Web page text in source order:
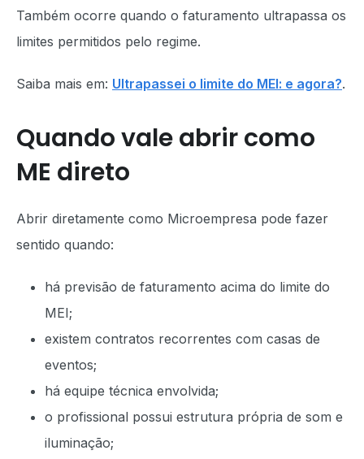
Também ocorre quando o faturamento ultrapassa os
limites permitidos pelo regime.
Saiba mais em: Ultrapassei o limite do MEI: e agora?.
Quando vale abrir como
ME direto
Abrir diretamente como Microempresa pode fazer
sentido quando:
há previsão de faturamento acima do limite do
MEI;
existem contratos recorrentes com casas de
eventos;
há equipe técnica envolvida;
o profissional possui estrutura própria de som e
iluminação;